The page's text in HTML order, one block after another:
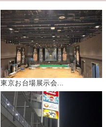
東京お台場展示会...